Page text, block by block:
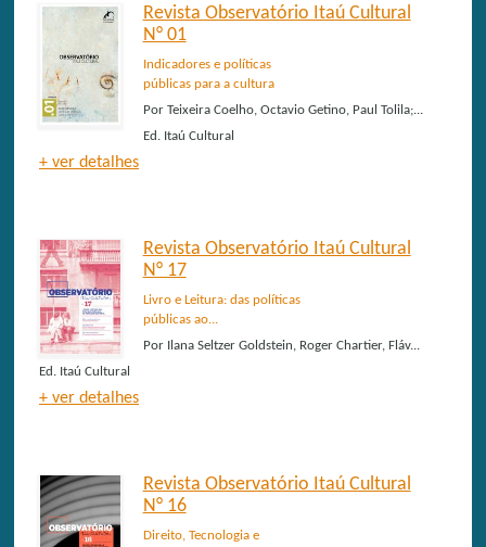
Revista Observatório Itaú Cultural
N° 01
Indicadores e políticas
públicas para a cultura
PorTeixeira Coelho, Octavio Getino, Paul Tolila;...
Ed.Itaú Cultural
+ ver detalhes
Revista Observatório Itaú Cultural
N° 17
Livro e Leitura: das políticas
públicas ao...
PorIlana Seltzer Goldstein, Roger Chartier, Fláv...
Ed. Itaú Cultural
+ ver detalhes
Revista Observatório Itaú Cultural
N° 16
Direito, Tecnologia e